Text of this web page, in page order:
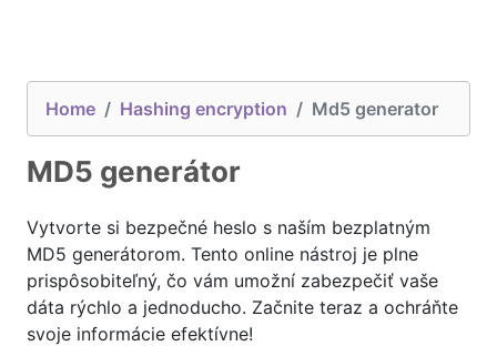
Home Hashing encryption Md5 generator
MD5 generátor
Vytvorte si bezpečné heslo s naším bezplatným
MD5 generátorom. Tento online nástroj je plne
prispôsobiteľný, čo vám umožní zabezpečiť vaše
dáta rýchlo a jednoducho. Začnite teraz a ochráňte
svoje informácie efektívne!